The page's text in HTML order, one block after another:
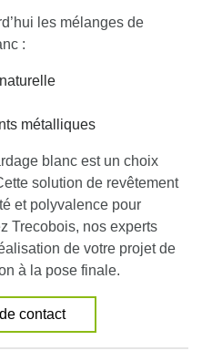
les mélanges de
:
métalliques
blanc est un choix
solution de revêtement
et polyvalence pour
Trecobois, nos experts
de votre projet de
à la pose finale.
contact